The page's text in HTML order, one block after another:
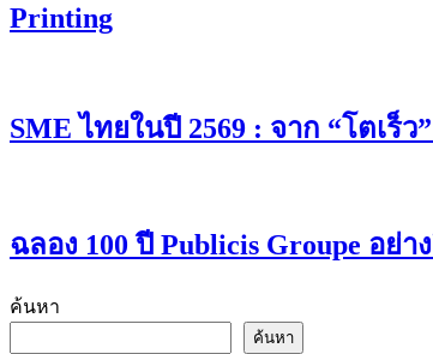
Printing
SME ไทยในปี 2569 : จาก “โตเร็
ฉลอง 100 ปี Publicis Groupe อย่
ค้นหา
ค้นหา